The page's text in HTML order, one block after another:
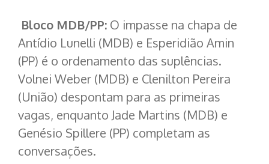
Bloco MDB/PP: O impasse na chapa de
Antídio Lunelli (MDB) e Esperidião Amin
(PP) é o ordenamento das suplências.
Volnei Weber (MDB) e Clenilton Pereira
(União) despontam para as primeiras
vagas, enquanto Jade Martins (MDB) e
Genésio Spillere (PP) completam as
conversações.